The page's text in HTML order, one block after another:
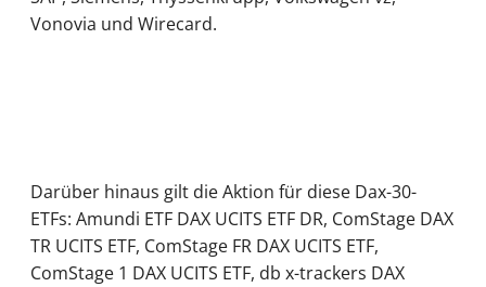
Vonovia und Wirecard.
Darüber hinaus gilt die Aktion für diese Dax-30-
ETFs: Amundi ETF DAX UCITS ETF DR, ComStage DAX
TR UCITS ETF, ComStage FR DAX UCITS ETF,
ComStage 1 DAX UCITS ETF, db x-trackers DAX